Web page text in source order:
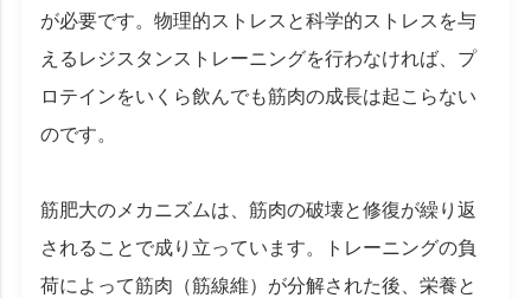
が必要です。物理的ストレスと科学的ストレスを与
えるレジスタンストレーニングを行わなければ、プ
ロテインをいくら飲んでも筋肉の成長は起こらない
のです。
筋肥大のメカニズムは、筋肉の破壊と修復が繰り返
されることで成り立っています。トレーニングの負
荷によって筋肉（筋線維）が分解された後、栄養と